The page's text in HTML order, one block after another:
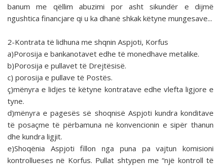
banum me qëllim abuzimi por asht sikundër e dijmë
ngushtica financjare qi u ka dhanë shkak këtyne mungesave...
2-Kontrata të lidhuna me shqnin Aspjoti, Korfus
a)Porosija e bankanotavet edhe të monedhave metalike.
b)Porosija e pullavet të Drejtësisë.
c) porosija e pullave të Postës.
ç)mënyra e lidjes të këtyne kontratave edhe vlefta ligjore e
tyne.
d)mënyra e pagesës së shoqnisë Aspjoti kundra konditave
të posaçme të përbamuna në konvencionin e sipër thanun
dhe kundra ligjit.
e)Shoqënia Aspjoti fillon nga puna pa vajtun komisioni
kontrollueses në Korfus. Pullat shtypen me “një kontroll të